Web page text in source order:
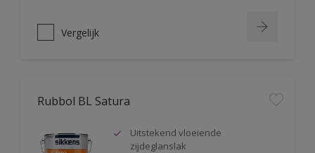
Vergelijk
Rubbol BL Satura
Uitstekend vloeiende
zijdeglanslak